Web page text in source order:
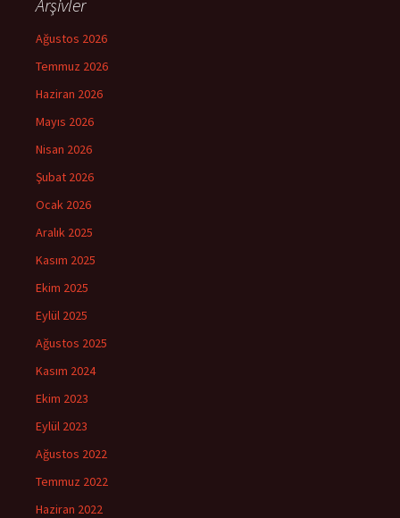
Arşivler
Ağustos 2026
Temmuz 2026
Haziran 2026
Mayıs 2026
Nisan 2026
Şubat 2026
Ocak 2026
Aralık 2025
Kasım 2025
Ekim 2025
Eylül 2025
Ağustos 2025
Kasım 2024
Ekim 2023
Eylül 2023
Ağustos 2022
Temmuz 2022
Haziran 2022